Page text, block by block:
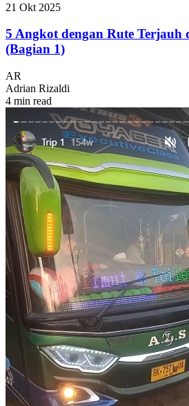
21 Okt 2025
5 Angkot dengan Rute Terjauh
(Bagian 1)
AR
Adrian Rizaldi
4 min read